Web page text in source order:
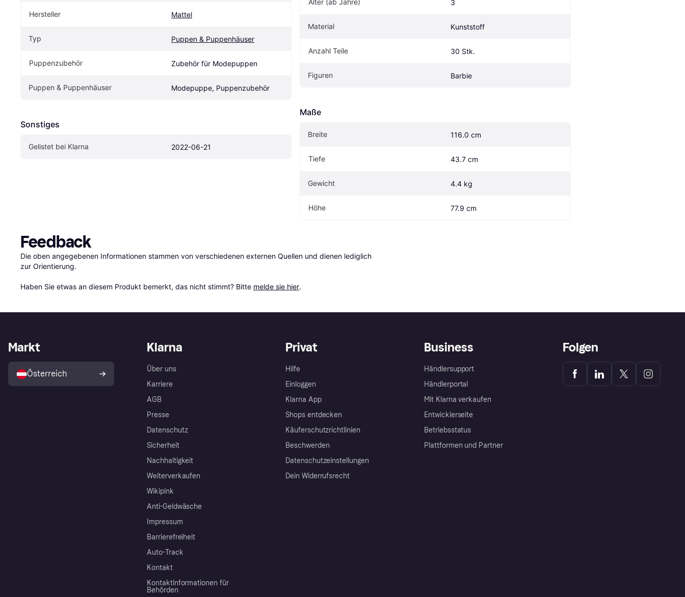
Hersteller Mattel
Typ Puppen & Puppenhäuser
Puppenzubehör Zubehör für Modepuppen
Puppen & Puppenhäuser Modepuppe, Puppenzubehör
Sonstiges
Gelistet bei Klarna 2022-06-21
Alter (ab Jahre) 3
Material Kunststoff
Anzahl Teile 30 Stk.
Figuren Barbie
Maße
Breite 116.0 cm
Tiefe 43.7 cm
Gewicht 4.4 kg
Höhe 77.9 cm
Feedback
Die oben angegebenen Informationen stammen von verschiedenen externen Quellen und dienen lediglich
zur Orientierung.
Haben Sie etwas an diesem Produkt bemerkt, das nicht stimmt? Bitte melde sie hier.
Klarna
Über uns
Karriere
AGB
Presse
Datenschutz
Sicherheit
Nachhaltigkeit
Weiterverkaufen
Wikipink
Anti-Geldwäsche
Impressum
Barrierefreiheit
Auto-Track
Kontakt
Kontaktinformationen für
Behörden
Privat
Hilfe
Einloggen
Klarna App
Shops entdecken
Käuferschutzrichtlinien
Beschwerden
Datenschutzeinstellungen
Dein Widerrufsrecht
Business
Händlersupport
Händlerportal
Mit Klarna verkaufen
Entwicklerseite
Betriebsstatus
Plattformen und Partner
Markt
Österreich
Folgen